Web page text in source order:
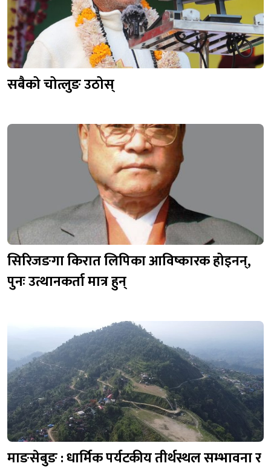
सबैको चोत्लुङ उठोस्
सिरिजङगा किरात लिपिका आविष्कारक होइनन्,
पुनः उत्थानकर्ता मात्र हुन्
माङसेबुङ : धार्मिक पर्यटकीय तीर्थस्थल सम्भावना र